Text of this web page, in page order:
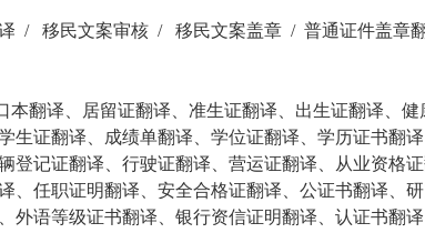
/ 移民文案审核 / 移民文案盖章 / 普通证件盖章
本翻译、居留证翻译、准生证翻译、出生证翻译、
生证翻译、成绩单翻译、学位证翻译、学历证书翻
登记证翻译、行驶证翻译、营运证翻译、从业资格
、任职证明翻译、安全合格证翻译、公证书翻译、
外语等级证书翻译、银行资信证明翻译、认证书翻